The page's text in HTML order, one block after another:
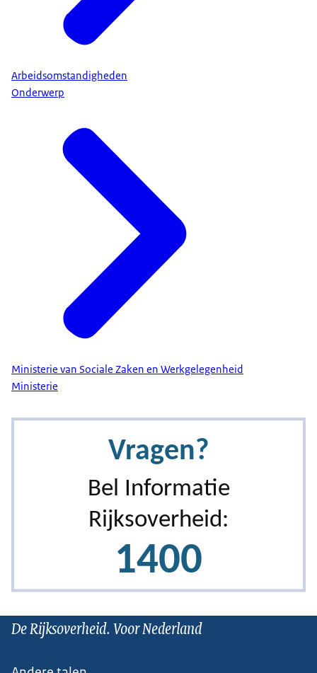
Arbeidsomstandigheden
Onderwerp
Ministerie van Sociale Zaken en Werkgelegenheid
Ministerie
De Rijksoverheid. Voor Nederland